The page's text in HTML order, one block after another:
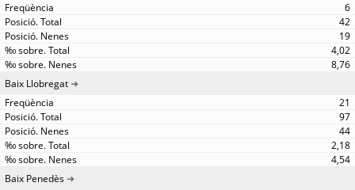
6
42
19
4,02
8,76
Baix Llobregat
21
97
44
2,18
4,54
Baix Penedès